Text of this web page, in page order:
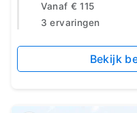
Vanaf € 115
3 ervaringen
Bekijk